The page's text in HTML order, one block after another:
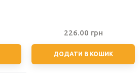
226.00 грн
ДОДАТИ В КОШИК